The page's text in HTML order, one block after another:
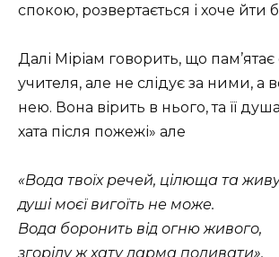
спокою, розвертається і хоче йти
Далі Міріам говорить, що пам’ятає
учителя, але не слідує за ними, а
нею. Вона вірить в нього, та її
хата після пожежі» але
«Вода твоїх речей, цілюща та
душі моєї вигоїть не може.
Вода боронить від огню живого,
згорілу ж хату дарма поливати».